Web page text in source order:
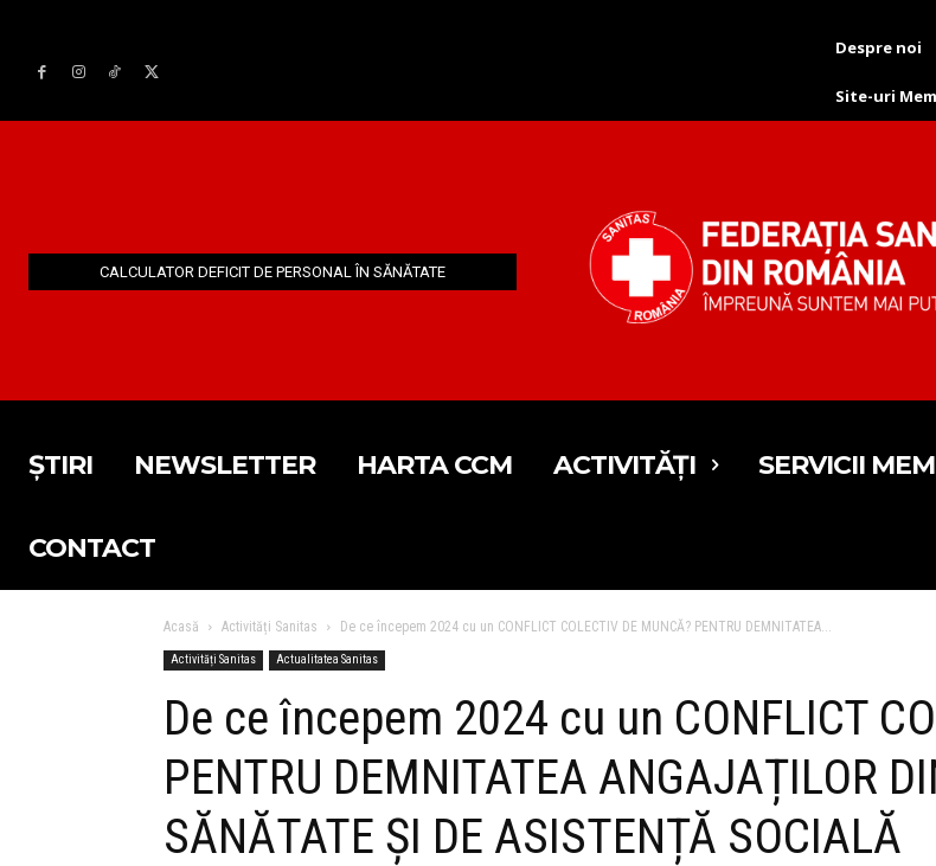
Despre noi
Site-uri
CALCULATOR DEFICIT DE PERSONAL ÎN SĂNĂTATE
ȘTIRI NEWSLETTER HARTA CCM ACTIVITĂȚI SERVICII
CONTACT
Acasă Activități Sanitas De ce începem 2024 cu un CONFLICT COLECTIV DE MUNCĂ? PENTRU DEMNITATEA...
Activități Sanitas Actualitatea Sanitas
De ce începem 2024 cu un CONFLICT
PENTRU DEMNITATEA ANGAJAȚILOR
SĂNĂTATE ȘI DE ASISTENȚĂ SOCIALĂ